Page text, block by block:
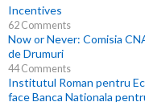
Incentives
62 Comments
Now or Never: Comisia
de Drumuri
44 Comments
Institutul Roman pentru
face Banca Nationala